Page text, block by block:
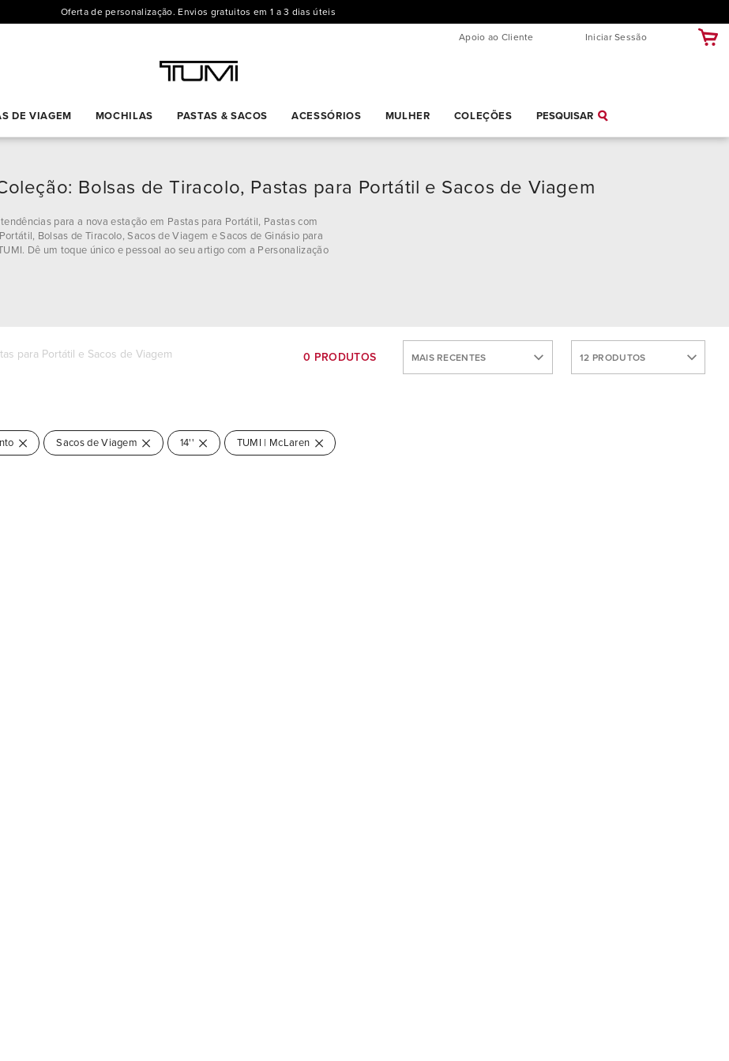
Oferta de personalização. Envios gratuitos em 1 a 3 dias úteis
Apoio ao Cliente Iniciar Sessão
DE VIAGEM MOCHILAS PASTAS & SACOS ACESSÓRIOS MULHER COLEÇÕES PESQUISAR
Bolsas de Tiracolo, Pastas para Portátil e Sacos de Viagem
para a nova estação em Pastas para Portátil, Pastas com
Bolsas de Tiracolo, Sacos de Viagem e Sacos de Ginásio para
Dê um toque único e pessoal ao seu artigo com a Personalização
para Portátil e Sacos de Viagem 0 PRODUTOS MAIS RECENTES
VENDIDOS
12 PRODUTOS
Sacos de Viagem 14'' TUMI | McLaren